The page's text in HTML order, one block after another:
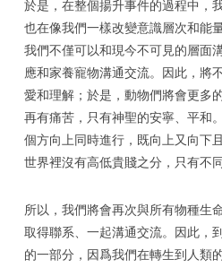
於是，在整個揚升事件的過程中，
也在像我們一樣改變意識層次和能
我們不僅可以和現今不可見的層面
應和家養寵物溝通交流。因此，將
愛和理解；於是，動物們將會更多
再有痛苦，只有神聖的安寧、平和
個方向上同時進行，既向上又向下
世界裡沒有高低貴賤之分，只有不
所以，我們將會再次與所有物種生
取得聯系、一起溝通交流。因此，
的一部分，因爲我們在轉生到人類